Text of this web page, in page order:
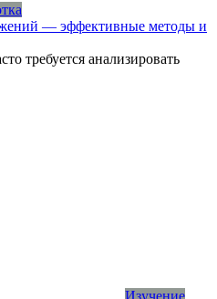
— эффективные методы и
требуется анализировать
Изучение